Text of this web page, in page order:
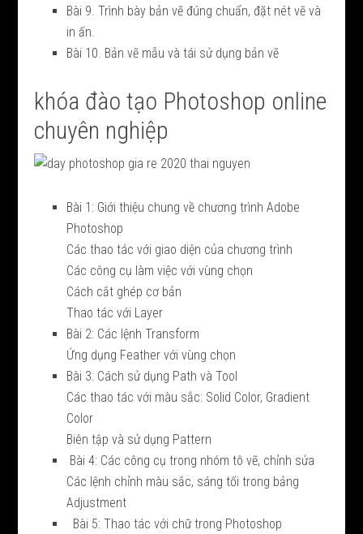
Bài 9. Trình bày bản vẽ đúng chuẩn, đặt nét vẽ và
in ấn.
Bài 10. Bản vẽ mẫu và tái sử dụng bản vẽ
khóa đào tạo Photoshop online
chuyên nghiệp
Bài 1: Giới thiệu chung về chương trình Adobe
Photoshop
Các thao tác với giao diện của chương trình
Các công cụ làm việc với vùng chọn
Cách cắt ghép cơ bản
Thao tác với Layer
Bài 2: Các lệnh Transform
Ứng dụng Feather với vùng chọn
Bài 3: Cách sử dụng Path và Tool
Các thao tác với màu sắc: Solid Color, Gradient
Color
Biên tập và sử dụng Pattern
Bài 4: Các công cụ trong nhóm tô vẽ, chỉnh sửa
Các lệnh chỉnh màu sắc, sáng tối trong bảng
Adjustment
Bài 5: Thao tác với chữ trong Photoshop